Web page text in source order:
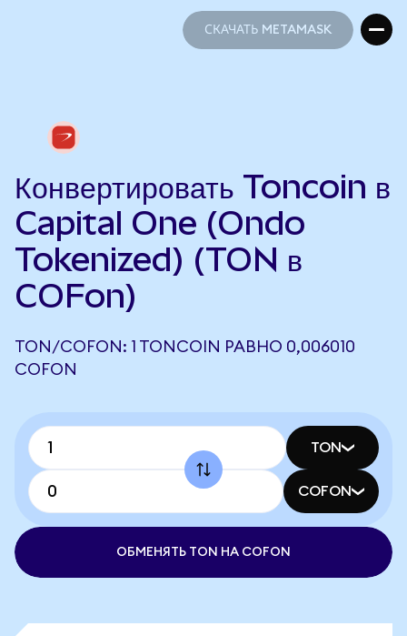
СКАЧАТЬ METAMASK
Конвертировать Toncoin в
Capital One (Ondo
Tokenized) (TON в
COFon)
TON/COFON: 1 TONCOIN РАВНО 0,006010
COFON
TON
COFON
ОБМЕНЯТЬ TON НА COFON